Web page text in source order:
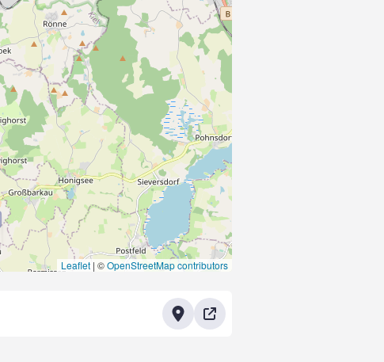
Leaflet | ©OpenStreetMap contributors